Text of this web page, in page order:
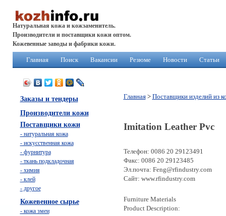
Натуральная кожа и кожзаменитель.
Производители и поставщики кожи оптом.
Кожевенные заводы и фабрики кожи.
Главная Поиск Вакансии Резюме Новости Статьи
Главная> Поставщики изделий из
Imitation Leather Pvc
Телефон: 0086 20 29123491
Факс: 0086 20 29123485
Эл.почта: Feng@rfindustry.com
Сайт: www.rfindustry.com
Furniture Materials
Product Description:
Заказы и тендеры
Производители кожи
Поставщики кожи
- натуральная кожа
- искусственная кожа
- фурнитура
- ткань подкладочная
- химия
- клей
- другое
Кожевенное сырье
- кожа змеи